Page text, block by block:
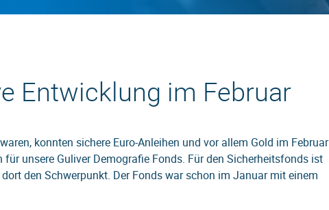
Entwicklung im Februar
konnten sichere Euro-Anleihen und vor allem Gold im Februar
unsere Guliver Demografie Fonds. Für den Sicherheitsfonds ist
den Schwerpunkt. Der Fonds war schon im Januar mit einem